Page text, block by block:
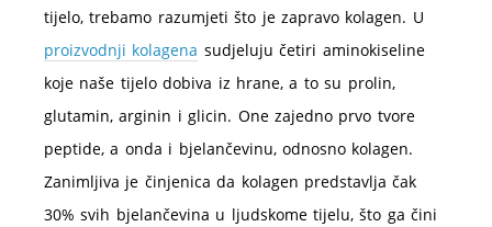
tijelo, trebamo razumjeti što je zapravo kolagen. U
proizvodnji kolagena sudjeluju četiri aminokiseline
koje naše tijelo dobiva iz hrane, a to su prolin,
glutamin, arginin i glicin. One zajedno prvo tvore
peptide, a onda i bjelančevinu, odnosno kolagen.
Zanimljiva je činjenica da kolagen predstavlja čak
30% svih bjelančevina u ljudskome tijelu, što ga čini